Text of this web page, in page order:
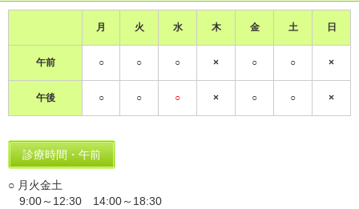
月 火 水 木 金 土 日
午前 ○ ○ ○ × ○ ○ ×
午後 ○ ○ ○ × ○ ○ ×
診療時間・午前
○ 月火金土
9:00～12:30 14:00～18:30